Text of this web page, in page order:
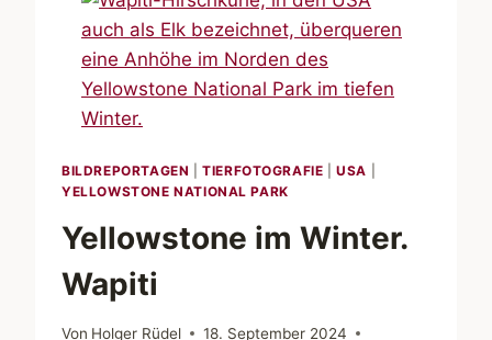
BILDREPORTAGEN |TIERFOTOGRAFIE |USA
YELLOWSTONE NATIONAL PARK
Yellowstone im Winter.
Wapiti
Von Holger Rüdel 18. September 2024